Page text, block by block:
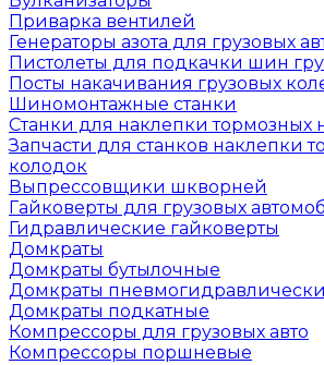
Приварка вентилей
Генераторы азота для грузовых
Пистолеты для подкачки шин
Посты накачивания грузовых
Шиномонтажные станки
Станки для наклепки тормозных
Запчасти для станков наклепки
колодок
Выпрессовщики шкворней
Гайковерты для грузовых
Гидравлические гайковерты
Домкраты
Домкраты бутылочные
Домкраты
Домкраты подкатные
Компрессоры для грузовых авто
Компрессоры поршневые